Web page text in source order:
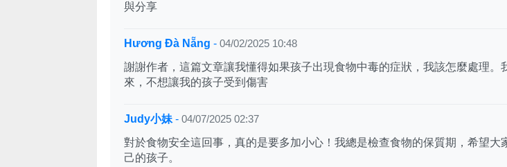
與分享
Hương Đà Nẵng - 04/02/2025 10:48
謝謝作者，這篇文章讓我懂得如果孩子出現食物中毒的症狀，我該怎麼處理。
來，不想讓我的孩子受到傷害
Judy小妹- 04/07/2025 02:37
對於食物安全這回事，真的是要多加小心！我總是檢查食物的保質期，希望大
己的孩子。